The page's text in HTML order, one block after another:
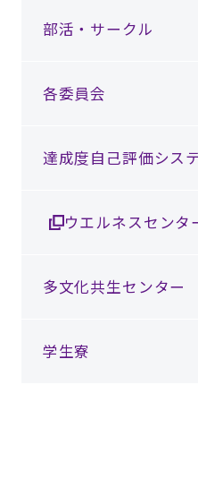
部活・サークル
各委員会
達成度自己評価シス
ウエルネスセンタ
多文化共生センター
学生寮